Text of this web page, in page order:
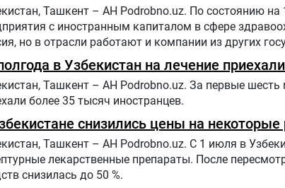
Ташкент – АН Podrobno.uz. По состоянию на
с иностранным капиталом в сфере
но в отрасли работают и компании из других
в Узбекистан на лечение
Ташкент – АН Podrobno.uz. За первые шесть
более 35 тысяч иностранцев.
снизились цены на
Ташкент – АН Podrobno.uz. С 1 июля в
лекарственные препараты. После
снизилась до 50 %.